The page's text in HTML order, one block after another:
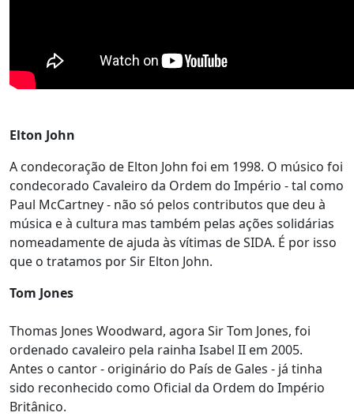
Elton John
A condecoração de Elton John foi em 1998. O músico foi
condecorado Cavaleiro da Ordem do Império - tal como
Paul McCartney - não só pelos contributos que deu à
música e à cultura mas também pelas ações solidárias
nomeadamente de ajuda às vítimas de SIDA. É por isso
que o tratamos por Sir Elton John.
Tom Jones
Thomas Jones Woodward, agora Sir Tom Jones, foi
ordenado cavaleiro pela rainha Isabel II em 2005.
Antes o cantor - originário do País de Gales - já tinha
sido reconhecido como Oficial da Ordem do Império
Britânico.